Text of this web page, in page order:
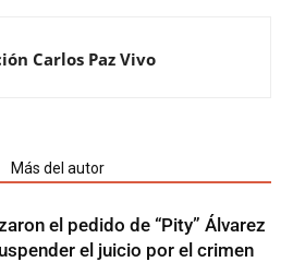
Carlos Paz Vivo
Más del autor
el pedido de “Pity” Álvarez
el juicio por el crimen